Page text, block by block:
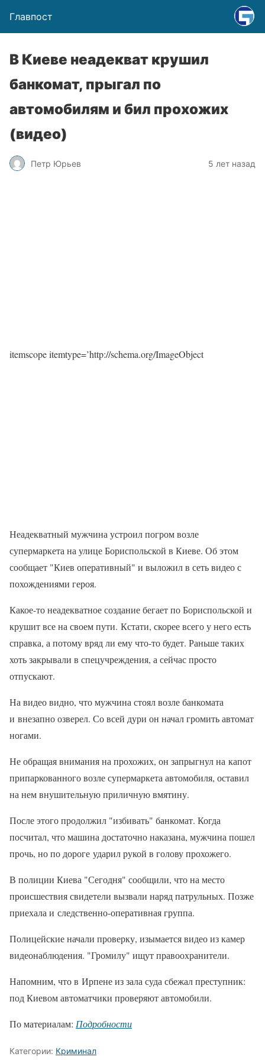
Главпост
В Киеве неадекват крушил
банкомат, прыгал по
автомобилям и бил прохожих
(видео)
Петр Юрьев 5 лет назад
itemscope itemtype=’http://schema.org/ImageObject
Неадекватный мужчина устроил погром возле
супермаркета на улице Бориспольской в Киеве. Об этом
сообщает "Киев оперативный" и выложил в сеть видео с
похождениями героя.
Какое-то неадекватное создание бегает по Бориспольской и
крушит все на своем пути. Кстати, скорее всего у него есть
справка, а потому вряд ли ему что-то будет. Раньше таких
хоть закрывали в спецучреждения, а сейчас просто
отпускают.
На видео видно, что мужчина стоял возле банкомата
и внезапно озверел. Со всей дури он начал громить автомат
ногами.
Не обращая внимания на прохожих, он запрыгнул на капот
припаркованного возле супермаркета автомобиля, оставил
на нем внушительную приличную вмятину.
После этого продолжил "избивать" банкомат. Когда
посчитал, что машина достаточно наказана, мужчина пошел
прочь, но по дороге ударил рукой в голову прохожего.
В полиции Киева "Сегодня" сообщили, что на место
происшествия свидетели вызвали наряд патрульных. Позже
приехала и следственно-оперативная группа.
Полицейские начали проверку, изымается видео из камер
видеонаблюдения. "Громилу" ищут правоохранители.
Напомним, что в Ирпене из зала суда сбежал преступник:
под Киевом автоматчики проверяют автомобили.
По материалам: Подробности
Категории: Криминал